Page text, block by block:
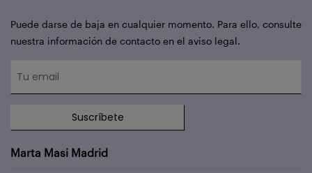
Puede darse de baja en cualquier momento. Para ello, consulte
nuestra información de contacto en el aviso legal.
Suscríbete
Marta Masi Madrid